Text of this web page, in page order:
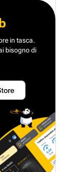
in tasca.
bisogno di